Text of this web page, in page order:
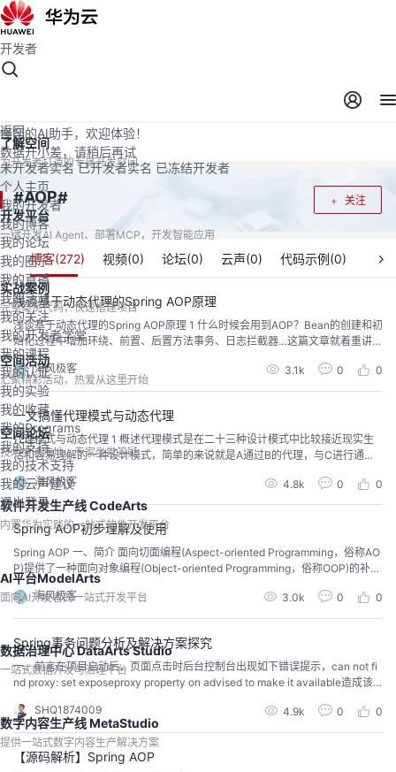
开发者空间
开发者空间
了解空间
为开发者打造的专属开发空间
开发平台
一键开发AI Agent、部署MCP，开发智能应用
实战案例
完整案例代码，快速搭建项目
空间活动
汇聚精彩活动，热爱从这里开始
空间论坛
技术交流阵地，专家坐堂答疑
软件开发生产线 CodeArts
内置华为实践的一站式软件开发平台
AI平台ModelArts
面向AI开发者的一站式开发平台
数据治理中心 DataArts Studio
一站式数据开发与治理平台
数字内容生产线 MetaStudio
提供一站式数字内容生产解决方案
开发者
返回
未开发者实名 已开发者实名 已冻结开发者
个人主页
我的开发者
我的博客
我的论坛
我的圈子
我的直播
我的活动
我的关注
我的开发者学堂
我的课程
我的认证
我的实验
我的收藏
我的Programs
我的支持
我的技术支持
我的云声建议
退出登录
懂您的AI助手，欢迎体验！
数据开小差，请稍后再试
关注
#AOP#
博客(272) 视频(0) 论坛(0) 云声(0) 代码示例(0)
浅谈基于动态代理的Spring AOP原理
浅谈基于动态代理的Spring AOP原理 1 什么时候会用到AOP？Bean的创建和初
始化过程中增加环绕、前置、后置方法事务、日志拦截器…这篇文章就着重讲解
下Bean创建和初始化的过程中使用到的AOP原理 2 回顾Bean的创建过程在Bea
n的创建过程中比较重要的一步就是对Bean进行AOP处理，但是不是必要的，
接下来我们从头开始手写一个自己的Spring进行实现。 3 扫描Bean这里...
海风极客 3.1k 0 0
一文搞懂代理模式与动态代理
代理模式与动态代理 1 概述代理模式是在二十三种设计模式中比较接近现实生
活和容易理解的一种设计模式，简单的来说就是A通过B的代理，与C进行通
信，如图：当然这样看来并没有增加A与C通信的效率，反而多了一层代理，但
是，当A多了以后呢？显然，这样可以只让B与C进行通信，类似于多加了一层
的代理层，专门用来处理请求，再来一个现实点的例子：如果一个人有事想找
你你可以直接与他对话，而如果一群人想找你你一...
海风极客 4.8k 0 0
Spring AOP初步理解及使用
Spring AOP 一、简介​ 面向切面编程(Aspect-oriented Programming，俗称AO
P)提供了一种面向对象编程(Object-oriented Programming，俗称OOP)的补
充，面向对象编程最核心的单元是类(class)，然而面向切面编程最核心的单元
是切面(Aspects)。与面向对象的顺序流程不同，AOP采用的是横向切面的方
式，注入与...
海风极客 3.0k 0 0
Spring事务问题分析及解决方案探究
一、前言在项目启动后，页面点击时后台控制台出现如下错误提示，can not fi
nd proxy: set exposeproxy property on advised to make it available造成该
截内部方法调用时，解决方案之一是重新获取代理类调用B方法。下面说一下如
何获取到代理bean。...
SHQ1874009 4.9k 0 0
【源码解析】Spring AOP